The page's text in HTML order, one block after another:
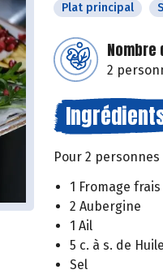
Plat principal
2
Pour 2 personnes
1 Fromage frais
2 Aubergine
1 Ail
5 c. à s. de
Sel